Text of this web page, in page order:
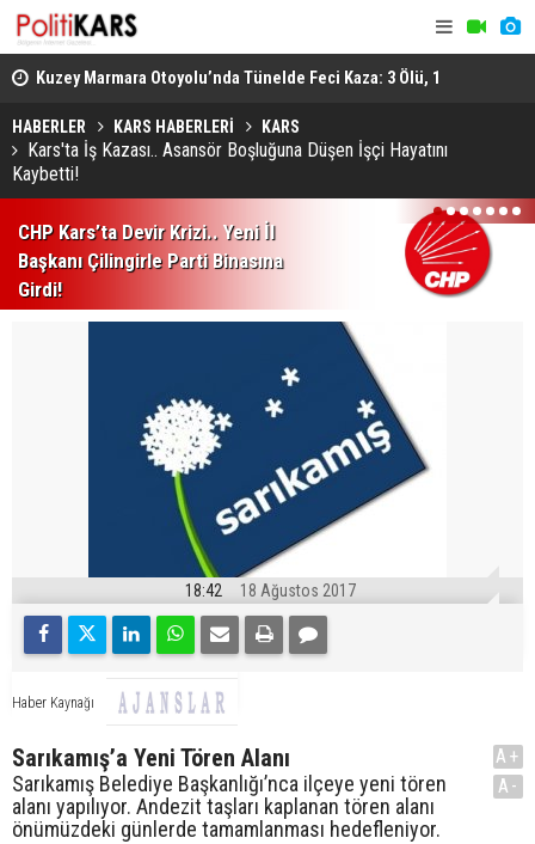
Kuzey Marmara Otoyolu’nda Tünelde Feci Kaza: 3 Ölü, 1
Ağır Yaralı
HABERLER KARS HABERLERİ KARS
Kars'ta İş Kazası.. Asansör Boşluğuna Düşen İşçi Hayatını
Kaybetti!
CHP Kars’ta Devir Krizi.. Yeni İl
Başkanı Çilingirle Parti Binasına
Girdi!
1 2 3 4 5 6 7
18:42 18 Ağustos 2017
Haber Kaynağı
Sarıkamış’a Yeni Tören Alanı
Sarıkamış Belediye Başkanlığı’nca ilçeye yeni tören
alanı yapılıyor. Andezit taşları kaplanan tören alanı
önümüzdeki günlerde tamamlanması hedefleniyor.
A+
A-